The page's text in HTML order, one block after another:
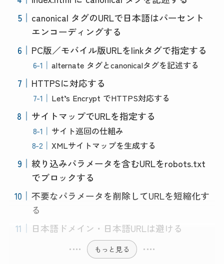
canonical タグのURLで日本語はパーセント
エンコーディングする
PC版／モバイル版URLをlinkタグで指定する
alternate タグとcanonicalタグを記述する
HTTPSに対応する
Let’s Encrypt でHTTPS対応する
サイトマップでURLを指定する
サイト巡回の仕組み
XMLサイトマップを生成する
絞り込みパラメータを含むURLをrobots.txt
でブロックする
不要なパラメータを削除してURLを短縮化す
る
日本語ドメイン・日本語URLは避ける
もっと見る